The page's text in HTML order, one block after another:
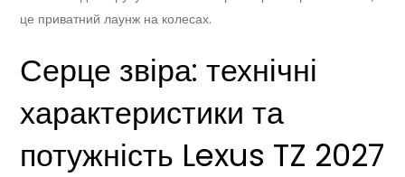
це приватний лаунж на колесах.
Серце звіра: технічні
характеристики та
потужність Lexus TZ 2027